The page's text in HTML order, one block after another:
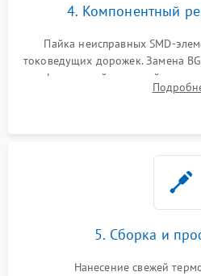
4. Компонентный
Пайка неисправных SMD-
токоведущих дорожек. Замена
инфракрасной паяльной
BIOS или замена
5. Сборка и
Нанесение свежей